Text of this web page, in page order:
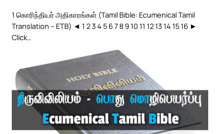
1 கொரிந்தியர் அதிகாரங்கள் (Tamil Bible: Ecumenical Tamil
Translation – ETB) ◄ 1 2 3 4 5 6 7 8 9 10 11 12 13 14 15 16 ►
Click…